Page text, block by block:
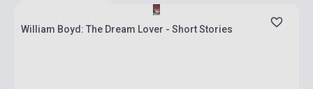
William Boyd: The Dream Lover - Short Stories